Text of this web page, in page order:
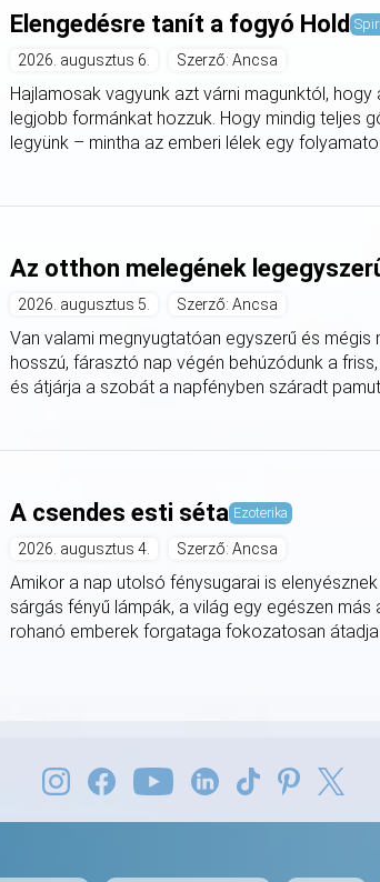
Elengedésre tanít a fogyó Hold
2026. augusztus 6. Szerző: Ancsa
Hajlamosak vagyunk azt várni magunktól,
legjobb formánkat hozzuk. Hogy mindig teljes
legyünk – mintha az emberi lélek egy
Az otthon melegének
2026. augusztus 5. Szerző: Ancsa
Van valami megnyugtatóan egyszerű és
hosszú, fárasztó nap végén behúzódunk a
és átjárja a szobát a napfényben száradt
A csendes esti séta Ezoterika
2026. augusztus 4. Szerző: Ancsa
Amikor a nap utolsó fénysugarai is
sárgás fényű lámpák, a világ egy egészen
rohanó emberek forgataga fokozatosan